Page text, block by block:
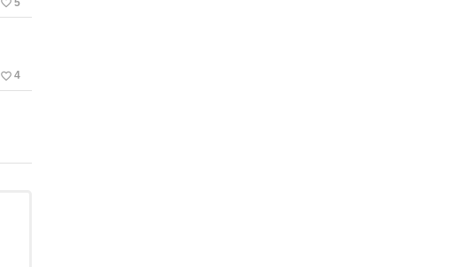
favorite_border 5
favorite_border 4